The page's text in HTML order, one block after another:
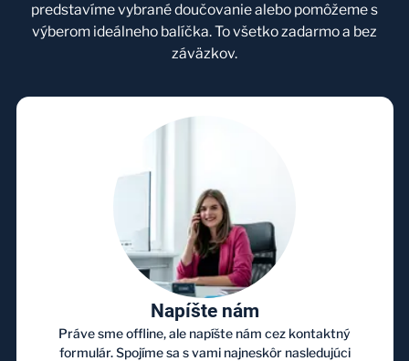
predstavíme vybrané doučovanie alebo pomôžeme s
výberom ideálneho balíčka. To všetko zadarmo a bez
záväzkov.
Napíšte nám
Práve sme offline, ale napíšte nám cez kontaktný
formulár. Spojíme sa s vami najneskôr nasledujúci